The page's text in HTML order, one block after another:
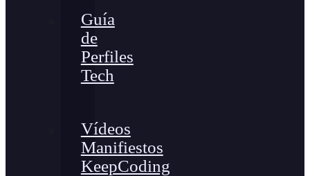
Guía
de
Perfiles
Tech
Vídeos
Manifiestos
KeepCoding